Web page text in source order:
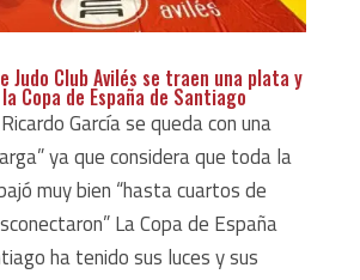
Judo Club Avilés se traen una plata y
Copa de España de Santiago
García se queda con una
ya que considera que toda la
muy bien “hasta cuartos de
La Copa de España
ha tenido sus luces y sus